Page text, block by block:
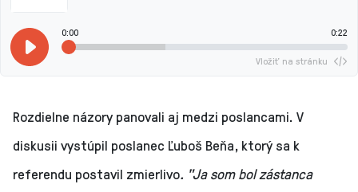
0:00 0:22
Vložiť na stránku
Rozdielne názory panovali aj medzi poslancami. V
diskusii vystúpil poslanec Ľuboš Beňa, ktorý sa k
referendu postavil zmierlivo. "Ja som bol zástanca